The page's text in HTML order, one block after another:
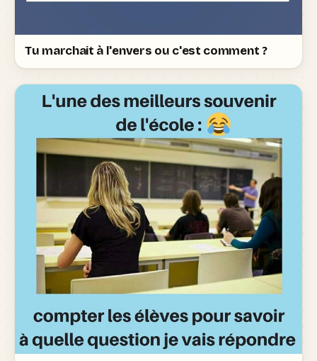
Tu marchait à l'envers ou c'est comment ?